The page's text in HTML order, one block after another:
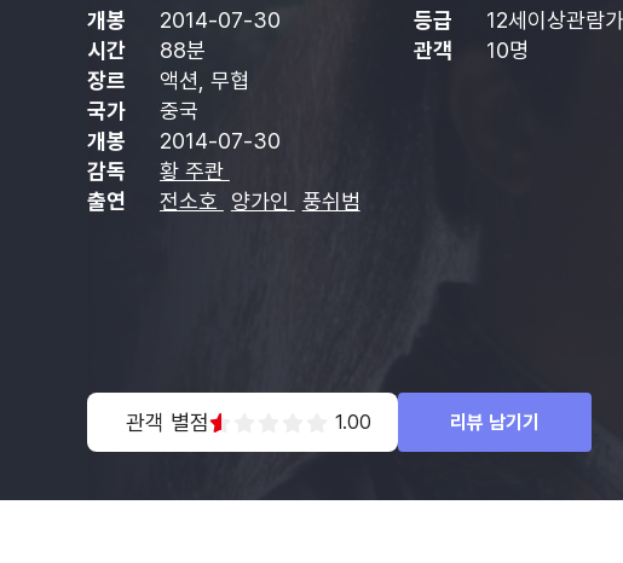
개봉 2014-07-30 등급
12세이상관람가
시간
88분 관객
10명
장르
액션, 무협
국가
중국
개봉
2014-07-30
감독
황 주콴
출연
전소호 양가인 풍쉬범
관객 별점 1.00 리뷰 남기기